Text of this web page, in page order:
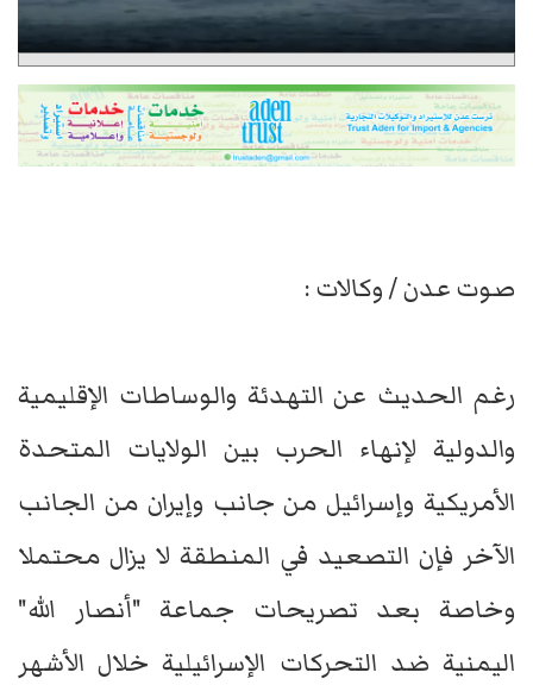
صوت عدن / وكالات :
رغم الحديث عن التهدئة والوساطات الإقليمية
والدولية لإنهاء الحرب بين الولايات المتحدة
الأمريكية وإسرائيل من جانب وإيران من الجانب
الآخر فإن التصعيد في المنطقة لا يزال محتملا
وخاصة بعد تصريحات جماعة "أنصار الله"
اليمنية ضد التحركات الإسرائيلية خلال الأشهر